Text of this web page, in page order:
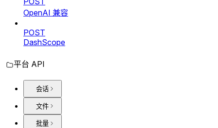
OpenAI 兼容
POST
DashScope
平台 API
会话
文件
批量